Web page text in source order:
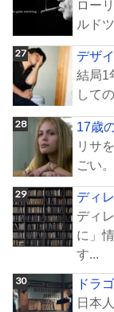
ロー
ルド
デザ
結局1
して
17歳
リサ
ごい
ディ
ディ
に」
す...
ドラ
日本